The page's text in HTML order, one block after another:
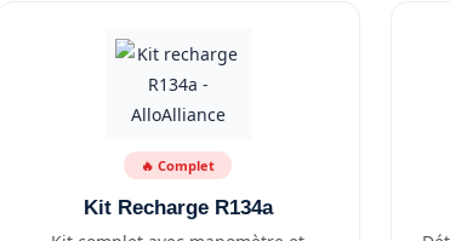
🔥 Complet
Kit Recharge R134a